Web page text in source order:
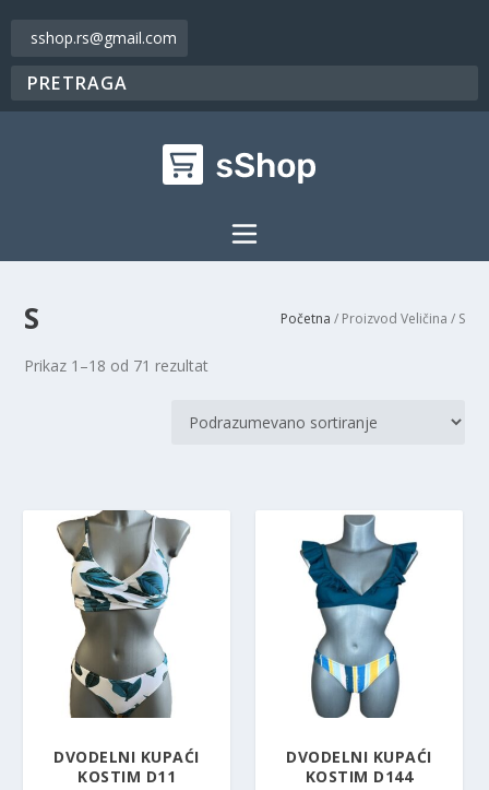
sshop.rs@gmail.com
S Početna / Proizvod Veličina / S
Prikaz 1–18 od 71 rezultat
DVODELNI KUPAĆI
KOSTIM D11
DVODELNI KUPAĆI
KOSTIM D144